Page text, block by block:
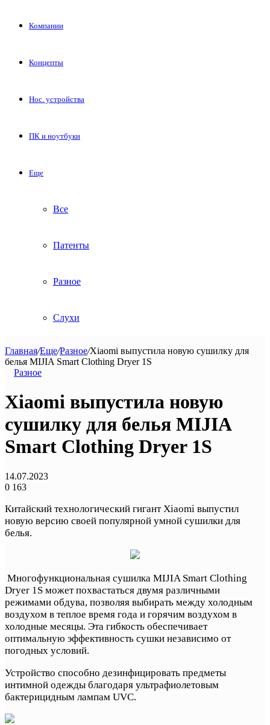
Компании
Концепты
Нос. устройства
ПК и ноутбуки
Еще
Все
Патенты
Разное
Слухи
Главная/Еще/Разное/Xiaomi выпустила новую сушилку для
белья MIJIA Smart Clothing Dryer 1S
Разное
Xiaomi выпустила новую
сушилку для белья MIJIA
Smart Clothing Dryer 1S
14.07.2023
0 163
Китайский технологический гигант Xiaomi выпустил
новую версию своей популярной умной сушилки для
белья.
Многофункциональная сушилка MIJIA Smart Clothing
Dryer 1S может похвастаться двумя различными
режимами обдува, позволяя выбирать между холодным
воздухом в теплое время года и горячим воздухом в
холодные месяцы. Эта гибкость обеспечивает
оптимальную эффективность сушки независимо от
погодных условий.
Устройство способно дезинфицировать предметы
интимной одежды благодаря ультрафиолетовым
бактерицидным лампам UVC.